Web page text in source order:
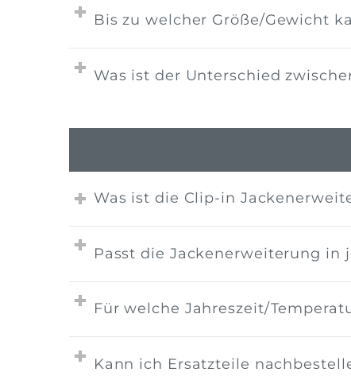
Bis zu welcher Größe/Gewicht
Was ist der Unterschied
Was ist die Clip-in
Passt die Jackenerweiterung in
Für welche Jahreszeit/
Kann ich Ersatzteile